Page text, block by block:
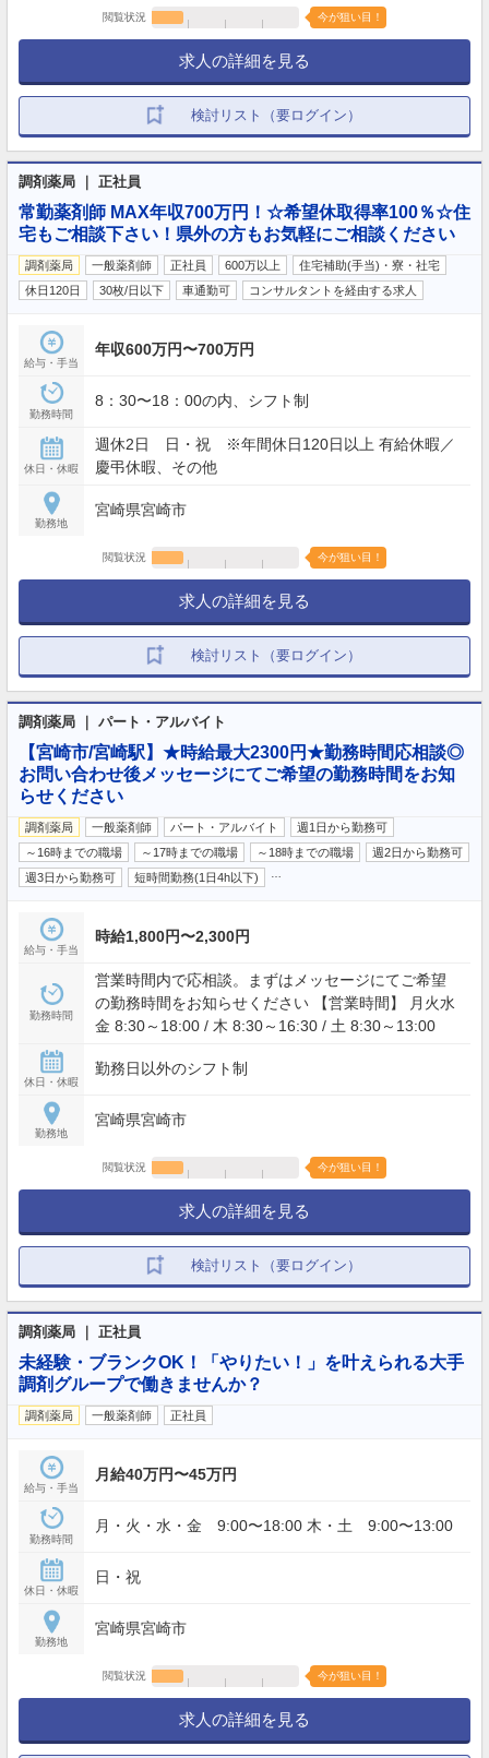
閲覧状況 今が狙い目！
求人の詳細を見る
検討リスト（要ログイン）
調剤薬局 ｜ 正社員
常勤薬剤師 MAX年収700万円！☆希望休取得率100％☆住
宅もご相談下さい！県外の方もお気軽にご相談ください
調剤薬局 一般薬剤師 正社員 600万以上
住宅補助(手当)・寮・社宅
休日120日
30枚/日以下 車通勤可 コンサルタントを経由する求人
給与・手当
年収600万円〜700万円
勤務時間
8：30〜18：00の内、シフト制
休日・休暇
週休2日 日・祝 ※年間休日120日以上 有給休暇／
慶弔休暇、その他
勤務地
宮崎県宮崎市
閲覧状況 今が狙い目！
求人の詳細を見る
検討リスト（要ログイン）
調剤薬局 ｜ パート・アルバイト
【宮崎市/宮崎駅】★時給最大2300円★勤務時間応相談◎
お問い合わせ後メッセージにてご希望の勤務時間をお知
らせください
調剤薬局 一般薬剤師 パート・アルバイト
週1日から勤務可
～16時までの職場
～17時までの職場 ～18時までの職場
週2日から勤務可
週3日から勤務可
短時間勤務(1日4h以下)
給与・手当
時給1,800円〜2,300円
勤務時間
営業時間内で応相談。まずはメッセージにてご希望
の勤務時間をお知らせください 【営業時間】 月火水
金 8:30～18:00 / 木 8:30～16:30 / 土 8:30～13:00
休日・休暇
勤務日以外のシフト制
勤務地
宮崎県宮崎市
閲覧状況 今が狙い目！
求人の詳細を見る
検討リスト（要ログイン）
調剤薬局 ｜ 正社員
未経験・ブランクOK！「やりたい！」を叶えられる大手
調剤グループで働きませんか？
調剤薬局 一般薬剤師 正社員
給与・手当
月給40万円〜45万円
勤務時間
月・火・水・金 9:00〜18:00 木・土 9:00〜13:00
休日・休暇
日・祝
勤務地
宮崎県宮崎市
閲覧状況 今が狙い目！
求人の詳細を見る